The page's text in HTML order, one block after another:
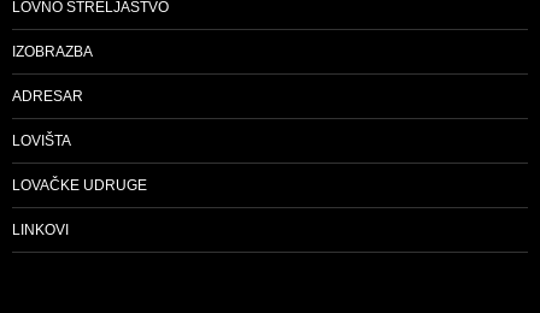
LOVNO STRELJAŠTVO
IZOBRAZBA
ADRESAR
LOVIŠTA
LOVAČKE UDRUGE
LINKOVI